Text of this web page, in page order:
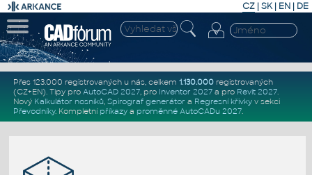
CZ | SK| EN | DE
Přes 123.000 registrovaných u nás, celkem 1.130.000registrovaných
(CZ+EN). Tipy pro AutoCAD 2027, pro Inventor 2027a pro Revit 2027.
Nový Kalkulátor nosníků, Spirograf generátor a Regresní křivkyv sekci
Převodníky. Kompletní příkazya proměnné AutoCADu 2027.